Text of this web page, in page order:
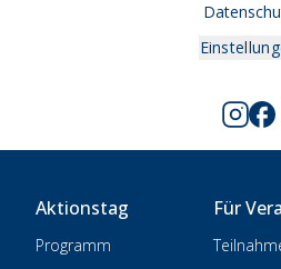
Aktionstag
Programm
Für